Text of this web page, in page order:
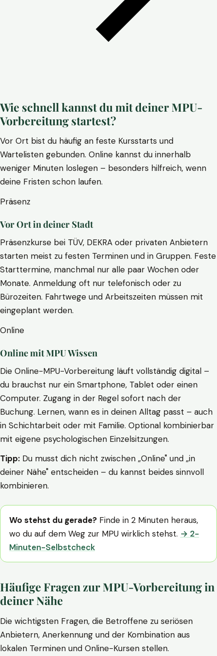
Wie schnell kannst du mit deiner MPU-
Vorbereitung startest?
Vor Ort bist du häufig an feste Kursstarts und
Wartelisten gebunden. Online kannst du innerhalb
weniger Minuten loslegen – besonders hilfreich, wenn
deine Fristen schon laufen.
Präsenz
Vor Ort in deiner Stadt
Präsenzkurse bei TÜV, DEKRA oder privaten Anbietern
starten meist zu festen Terminen und in Gruppen. Feste
Starttermine, manchmal nur alle paar Wochen oder
Monate. Anmeldung oft nur telefonisch oder zu
Bürozeiten. Fahrtwege und Arbeitszeiten müssen mit
eingeplant werden.
Online
Online mit MPU Wissen
Die Online-MPU-Vorbereitung läuft vollständig digital –
du brauchst nur ein Smartphone, Tablet oder einen
Computer. Zugang in der Regel sofort nach der
Buchung. Lernen, wann es in deinen Alltag passt – auch
in Schichtarbeit oder mit Familie. Optional kombinierbar
mit eigene psychologischen Einzelsitzungen.
Tipp: Du musst dich nicht zwischen „Online" und „in
deiner Nähe" entscheiden – du kannst beides sinnvoll
kombinieren.
Wo stehst du gerade? Finde in 2 Minuten heraus,
wo du auf dem Weg zur MPU wirklich stehst. → 2-
Minuten-Selbstcheck
Häufige Fragen zur MPU-Vorbereitung in
deiner Nähe
Die wichtigsten Fragen, die Betroffene zu seriösen
Anbietern, Anerkennung und der Kombination aus
lokalen Terminen und Online-Kursen stellen.